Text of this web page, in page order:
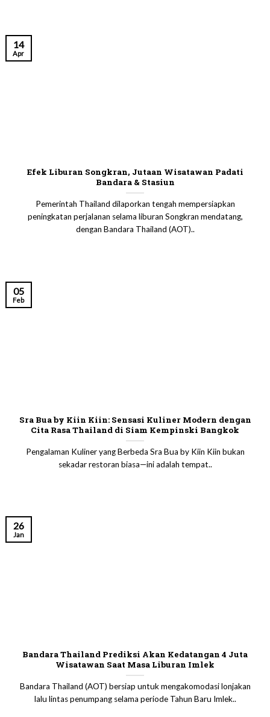
Efek Liburan Songkran, Jutaan Wisatawan Padati
Bandara & Stasiun
Pemerintah Thailand dilaporkan tengah mempersiapkan
peningkatan perjalanan selama liburan Songkran mendatang,
dengan Bandara Thailand (AOT)..
14
Apr
Sra Bua by Kiin Kiin: Sensasi Kuliner Modern dengan
Cita Rasa Thailand di Siam Kempinski Bangkok
Pengalaman Kuliner yang Berbeda Sra Bua by Kiin Kiin bukan
sekadar restoran biasa—ini adalah tempat..
05
Feb
Bandara Thailand Prediksi Akan Kedatangan 4 Juta
Wisatawan Saat Masa Liburan Imlek
Bandara Thailand (AOT) bersiap untuk mengakomodasi lonjakan
lalu lintas penumpang selama periode Tahun Baru Imlek..
26
Jan